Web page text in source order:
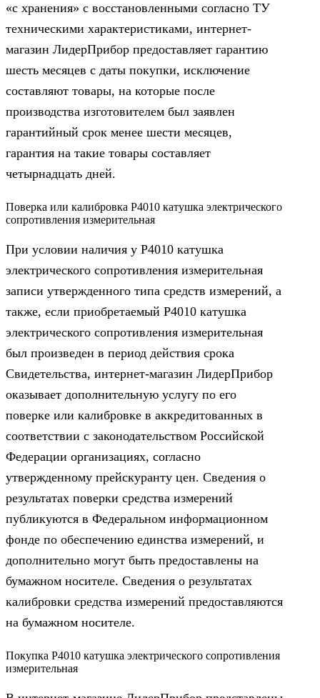
«с хранения» с восстановленными согласно ТУ
техническими характеристиками, интернет-
магазин ЛидерПрибор предоставляет гарантию
шесть месяцев с даты покупки, исключение
составляют товары, на которые после
производства изготовителем был заявлен
гарантийный срок менее шести месяцев,
гарантия на такие товары составляет
четырнадцать дней.
Поверка или калибровка Р4010 катушка электрического
сопротивления измерительная
При условии наличия у Р4010 катушка
электрического сопротивления измерительная
записи утвержденного типа средств измерений, а
также, если приобретаемый Р4010 катушка
электрического сопротивления измерительная
был произведен в период действия срока
Свидетельства, интернет-магазин ЛидерПрибор
оказывает дополнительную услугу по его
поверке или калибровке в аккредитованных в
соответствии с законодательством Российской
Федерации организациях, согласно
утвержденному прейскуранту цен. Сведения о
результатах поверки средства измерений
публикуются в Федеральном информационном
фонде по обеспечению единства измерений, и
дополнительно могут быть предоставлены на
бумажном носителе. Сведения о результатах
калибровки средства измерений предоставляются
на бумажном носителе.
Покупка Р4010 катушка электрического сопротивления
измерительная